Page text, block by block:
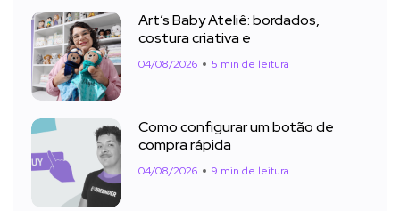
Art’s Baby Ateliê: bordados,
costura criativa e
04/08/2026 5 min de leitura
Como configurar um botão de
compra rápida
04/08/2026 9 min de leitura